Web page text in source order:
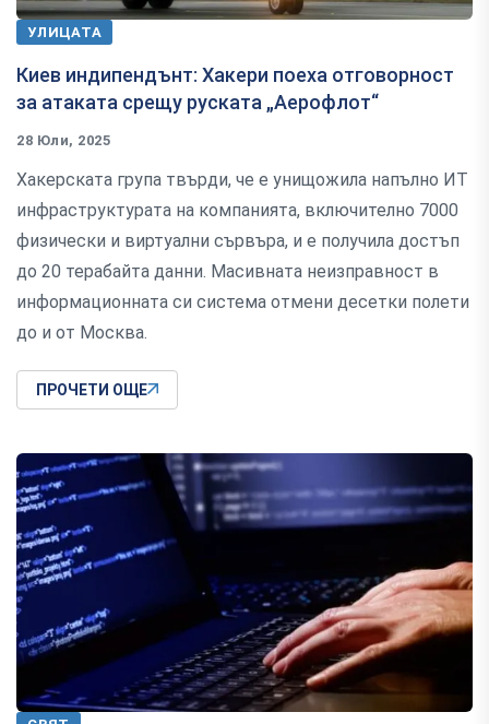
УЛИЦАТА
Киев индипендънт: Хакери поеха отговорност
за атаката срещу руската „Аерофлот“
28 Юли, 2025
Хакерската група твърди, че е унищожила напълно ИТ
инфраструктурата на компанията, включително 7000
физически и виртуални сървъра, и е получила достъп
до 20 терабайта данни. Масивната неизправност в
информационната си система отмени десетки полети
до и от Москва.
ПРОЧЕТИ ОЩЕ